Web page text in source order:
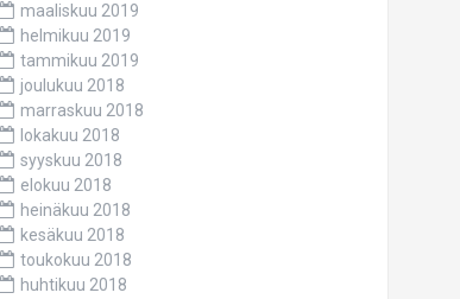
maaliskuu 2019
helmikuu 2019
tammikuu 2019
joulukuu 2018
marraskuu 2018
lokakuu 2018
syyskuu 2018
elokuu 2018
heinäkuu 2018
kesäkuu 2018
toukokuu 2018
huhtikuu 2018